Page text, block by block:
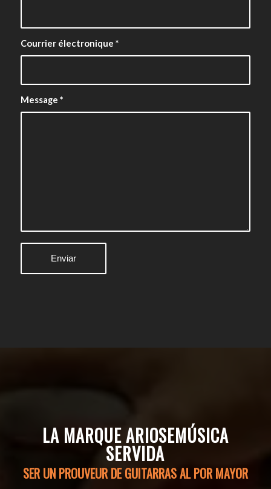
Courrier électronique *
Message *
LA MARQUE ARIOSEMÚSICA
SERVIDA
SER UN PROUVEUR DE GUITARRAS AL POR MAYOR